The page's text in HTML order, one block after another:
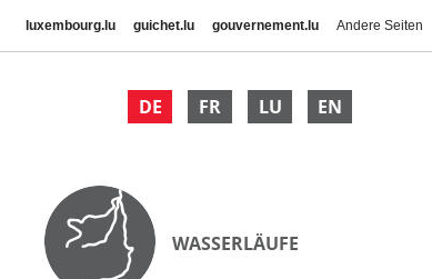
luxembourg.lu guichet.lu gouvernement.lu Andere Seiten
DE FR LU EN
WASSERLÄUFE